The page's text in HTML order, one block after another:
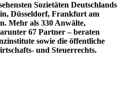
Sozietäten Deutschlands
Düsseldorf, Frankfurt am
Mehr als 330 Anwälte,
67 Partner – beraten
sowie die öffentliche
und Steuerrechts.